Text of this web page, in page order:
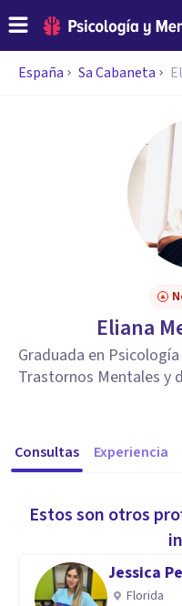
España Sa Cabaneta
Eliana
Graduada en
Trastornos Mentales y
Consultas Experiencia
Estos son otros
Jessica
Florida